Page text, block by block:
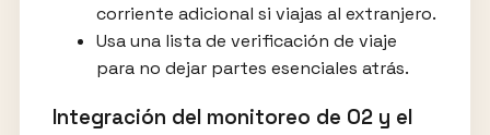
corriente adicional si viajas al extranjero.
Usa una lista de verificación de viaje
para no dejar partes esenciales atrás.
Integración del monitoreo de O2 y el